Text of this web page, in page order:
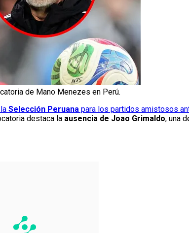
de Mano Menezes en Perú.
Selección Peruana para los partidos amistosos
destaca la ausencia de Joao Grimaldo, una